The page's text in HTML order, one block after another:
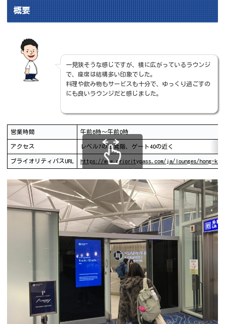
概要
一見狭そうな感じですが、横に広がっているラウンジ
で、座席は結構多い印象でした。
料理や飲み物もサービスも十分で、ゆっくり過ごすの
にも良いラウンジだと感じました。
営業時間 午前6時～午前0時
アクセス レベル7の出発階、ゲート40の近く
プライオリティパスURL https://www.prioritypass.com/ja/lounges/hong-